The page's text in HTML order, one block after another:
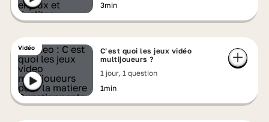
3min
Vidéo
C’est quoi les jeux vidéo
multijoueurs ?
1 jour, 1 question
1min